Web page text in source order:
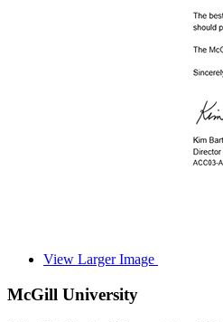
View Larger Image
McGill University